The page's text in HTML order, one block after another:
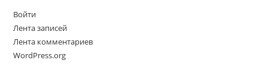
Войти
Лента записей
Лента комментариев
WordPress.org